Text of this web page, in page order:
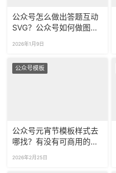
公众号怎么做出答题互动
SVG？公众号如何做图片
2026年1月9日
公众号模板
公众号元宵节模板样式去
哪找？有没有可商用的公
2026年2月25日